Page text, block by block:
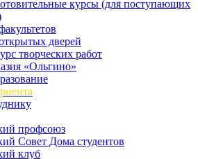
курсы (для поступающих
дверей
творческих работ
«Ольгино»
профсоюз
Совет Дома студентов
клуб